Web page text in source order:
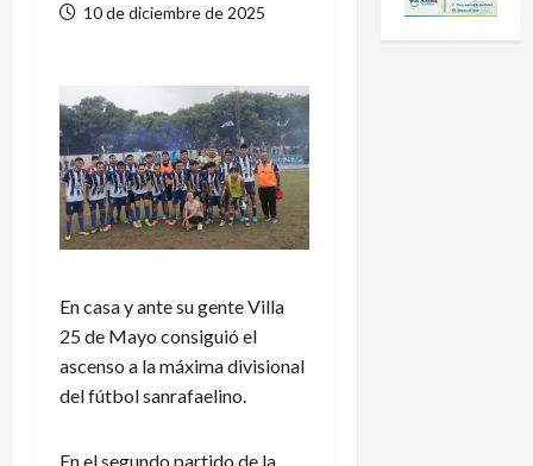
10 de diciembre de 2025
En casa y ante su gente Villa
25 de Mayo consiguió el
ascenso a la máxima divisional
del fútbol sanrafaelino.
En el segundo partido de la